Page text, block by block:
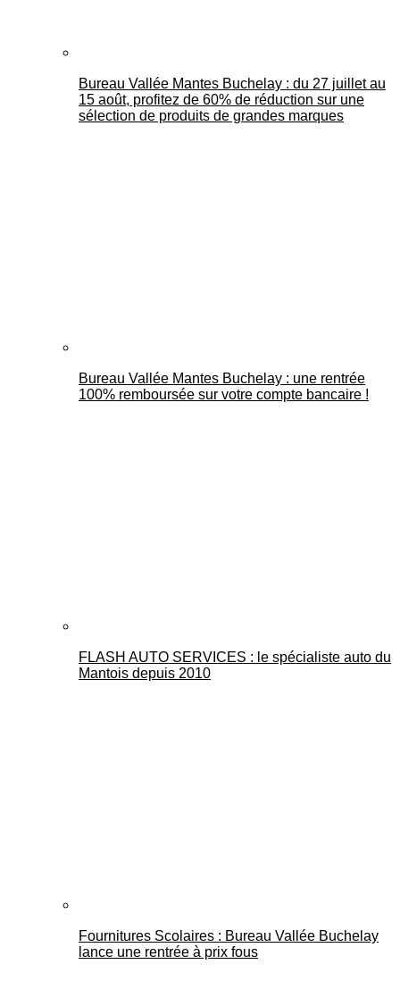
Bureau Vallée Mantes Buchelay : du 27 juillet au
15 août, profitez de 60% de réduction sur une
sélection de produits de grandes marques
Bureau Vallée Mantes Buchelay : une rentrée
100% remboursée sur votre compte bancaire !
FLASH AUTO SERVICES : le spécialiste auto du
Mantois depuis 2010
Fournitures Scolaires : Bureau Vallée Buchelay
lance une rentrée à prix fous